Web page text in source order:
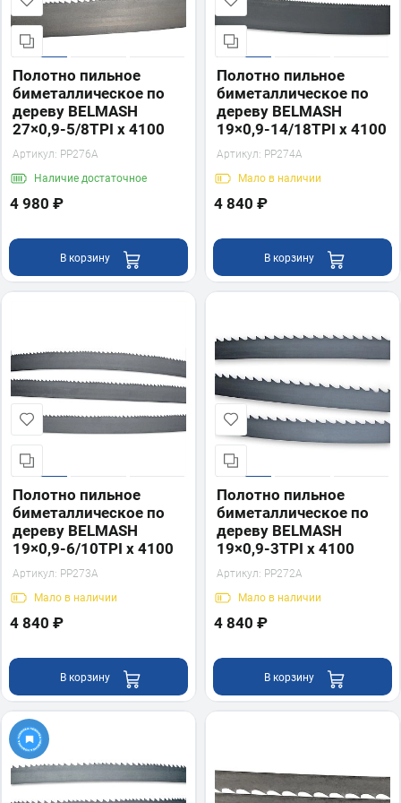
Полотно пильное
биметаллическое по
дереву BELMASH
27×0,9-5/8TPI x 4100
Артикул: PP276A
Наличие достаточное
4 980 ₽
В корзину
Полотно пильное
биметаллическое по
дереву BELMASH
19×0,9-14/18TPI x 4100
Артикул: PP274A
Мало в наличии
4 840 ₽
В корзину
Полотно пильное
биметаллическое по
дереву BELMASH
19×0,9-6/10TPI x 4100
Артикул: PP273A
Мало в наличии
4 840 ₽
В корзину
Полотно пильное
биметаллическое по
дереву BELMASH
19×0,9-3TPI x 4100
Артикул: PP272A
Мало в наличии
4 840 ₽
В корзину